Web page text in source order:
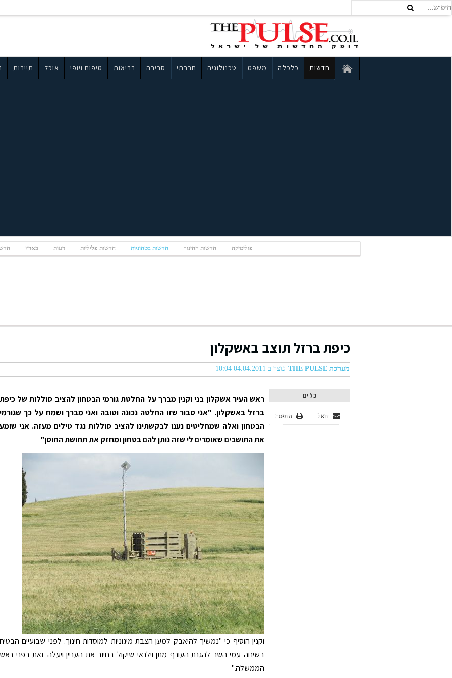
חדשות כלכלה משפט טכנולוגיה חברתי סביבה בריאות טיפוח ויופי אוכל תיירות
פוליטיקה חדשות החינוך חדשות בטחוניות חדשות פליליות דעות בארץ
כיפת ברזל תוצב באשקלון
מערכת THE PULSE נוצר ב 04.04.2011 10:04
כלים
הדפסה דואל
ראש העיר אשקלון בני וקנין מברך על החלטת גורמי הבטחון להציב סוללות של כיפת
ברזל באשקלון. "אני סבור שזו החלטה נכונה וטובה ואני מברך ושמח על כך שגורמי
הבטחון ואלה שמחליטים נענו לבקשתינו להציב סוללות נגד טילים מעזה. אני שומע
את התושבים שאומרים לי שזה נותן להם בטחון ומחזק את תחושת החוסן"
וקנין הוסיף כי "נמשיך להיאבק למען הצבת מיגוניות למוסדות חינוך. לפני שבועיים הבטיח
בשיחה עמי השר להגנת העורף מתן וילנאי שיקול בחיוב את העניין ויעלה זאת בפני ראש
הממשלה."